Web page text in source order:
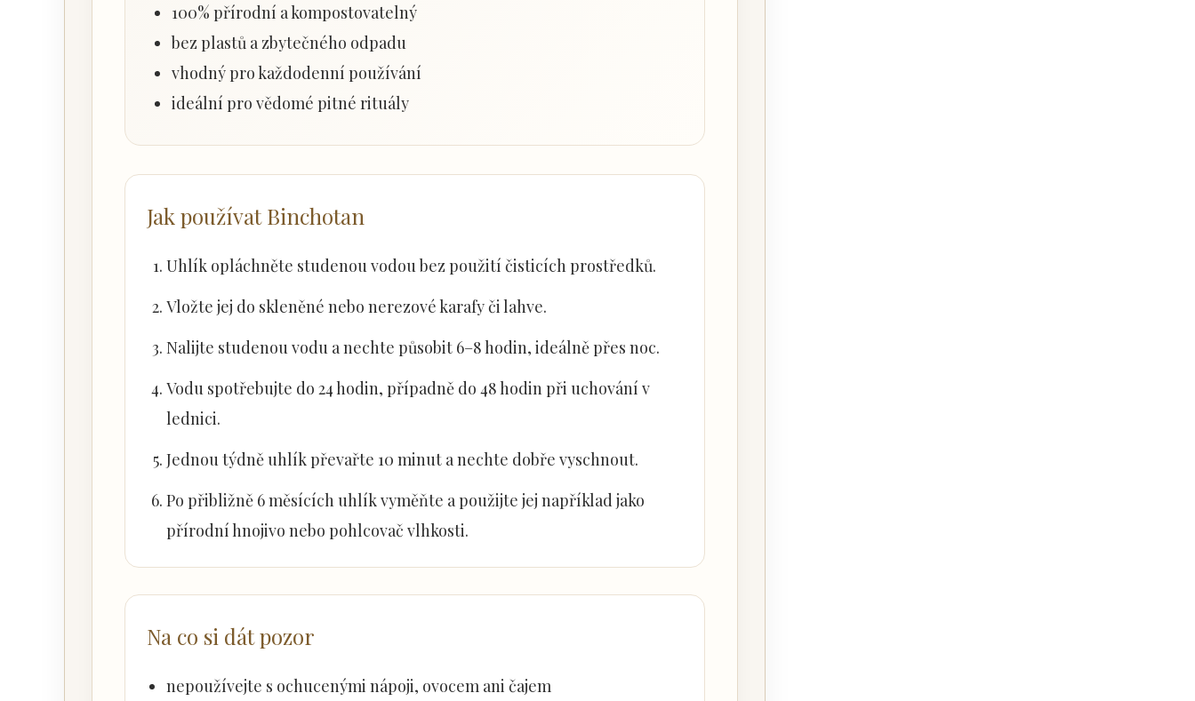
100% přírodní a kompostovatelný
bez plastů a zbytečného odpadu
vhodný pro každodenní používání
ideální pro vědomé pitné rituály
Jak používat Binchotan
Uhlík opláchněte studenou vodou bez použití čisticích prostředků.
Vložte jej do skleněné nebo nerezové karafy či lahve.
Nalijte studenou vodu a nechte působit 6–8 hodin, ideálně přes noc.
Vodu spotřebujte do 24 hodin, případně do 48 hodin při uchování v
lednici.
Jednou týdně uhlík převařte 10 minut a nechte dobře vyschnout.
Po přibližně 6 měsících uhlík vyměňte a použijte jej například jako
přírodní hnojivo nebo pohlcovač vlhkosti.
Na co si dát pozor
nepoužívejte s ochucenými nápoji, ovocem ani čajem